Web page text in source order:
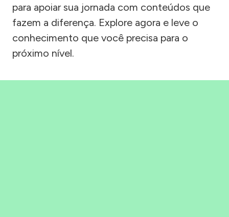
para apoiar sua jornada com conteúdos que
fazem a diferença. Explore agora e leve o
conhecimento que você precisa para o
próximo nível.